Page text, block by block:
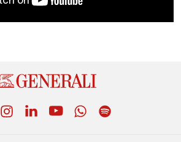
Facebook
Instagram
LinkedIn
YouTubeWhatsApp